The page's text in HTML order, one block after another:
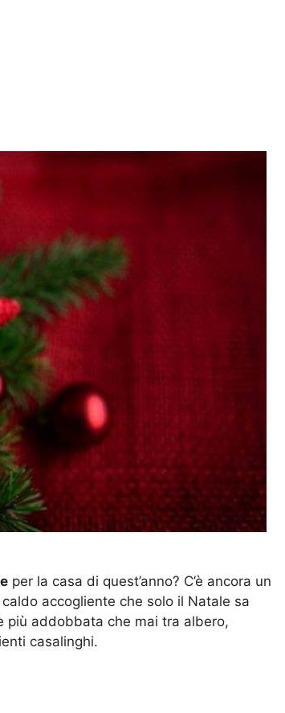
per la casa di quest’anno? C’è ancora un
accogliente che solo il Natale sa
più addobbata che mai tra albero,
casalinghi.